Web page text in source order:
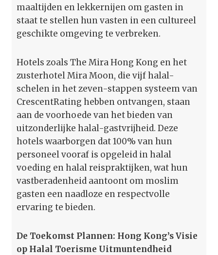
maaltijden en lekkernijen om gasten in
staat te stellen hun vasten in een cultureel
geschikte omgeving te verbreken.
Hotels zoals The Mira Hong Kong en het
zusterhotel Mira Moon, die vijf halal-
schelen in het zeven-stappen systeem van
CrescentRating hebben ontvangen, staan
aan de voorhoede van het bieden van
uitzonderlijke halal-gastvrijheid. Deze
hotels waarborgen dat 100% van hun
personeel vooraf is opgeleid in halal
voeding en halal reispraktijken, wat hun
vastberadenheid aantoont om moslim
gasten een naadloze en respectvolle
ervaring te bieden.
De Toekomst Plannen: Hong Kong’s Visie
op Halal Toerisme Uitmuntendheid